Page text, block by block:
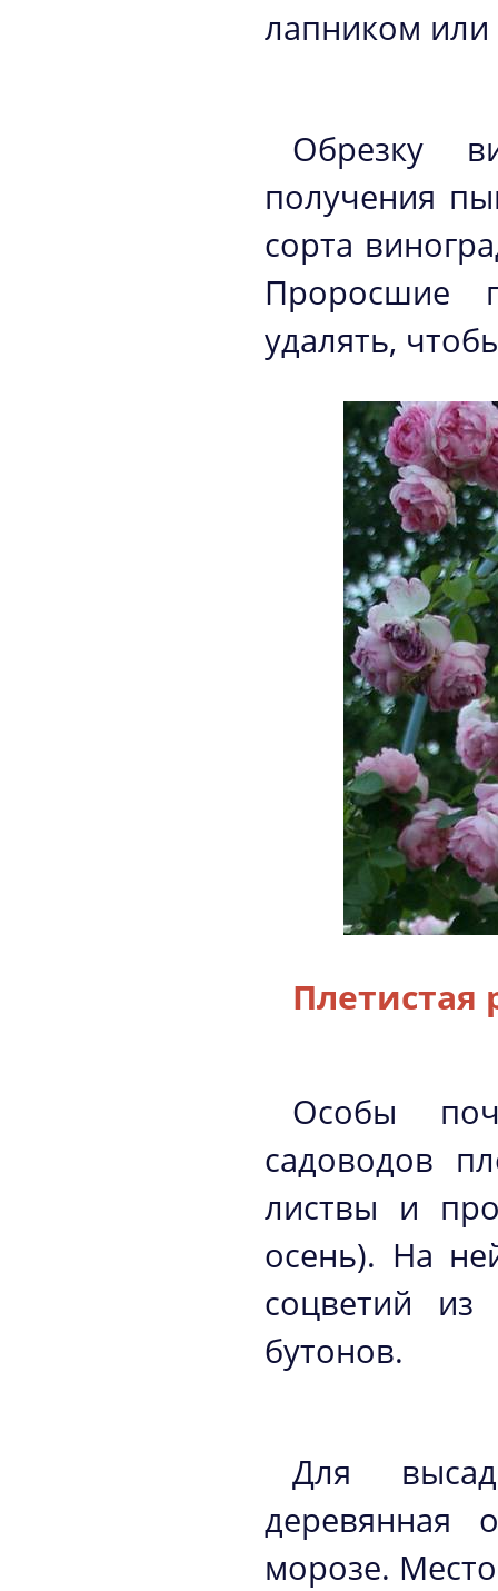
лапником
Обрезку
получения
сорта
Проросшие
удалять,
Плетистая
Особы
садоводов
листвы и
осень). На
соцветий
бутонов.
Для
деревянная
морозе.